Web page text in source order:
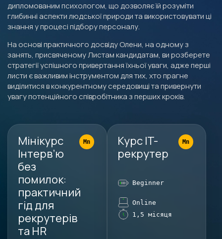
дипломованим психологом, що дозволяє їй розуміти
глибинні аспекти людської природи та використовувати ці
знання у процесі підбору персоналу.
На основі практичного досвіду Олени, на одному з
занять, присвяченому Листам кандидатам, ви розберете
стратегії успішного привертання їхньої уваги, адже перші
листи є важливим інструментом для тих, хто прагне
виділитися в конкурентному середовищі та привернути
увагу потенційного співробітника з перших кроків.
Мінікурс
Інтерв’ю
без
помилок:
практичний
гід для
рекрутерів
та HR
Курс IT-
рекрутер
Beginner
Online
1,5 місяця